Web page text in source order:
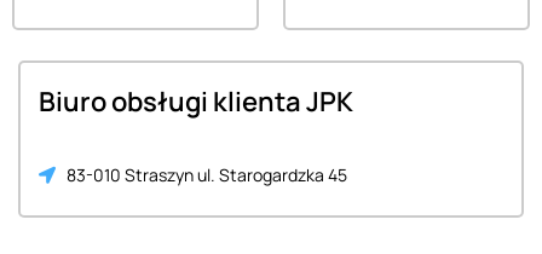
Biuro obsługi klienta JPK
83-010 Straszyn ul. Starogardzka 45